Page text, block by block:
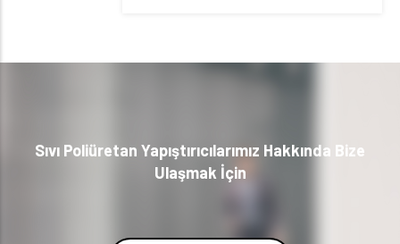
Sıvı Poliüretan Yapıştırıcılarımız Hakkında Bize
Ulaşmak İçin